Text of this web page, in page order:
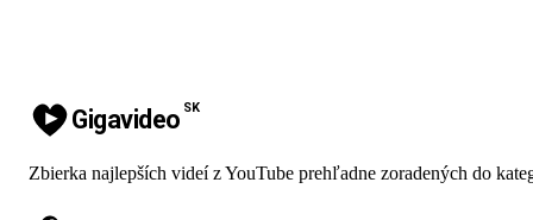
Gigavideo SK
Zbierka najlepších videí z YouTube prehľadne zoradených do